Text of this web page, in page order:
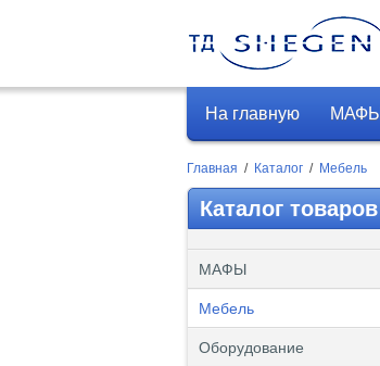
На главную МАФЫ
Главная / Каталог / Мебель
Каталог товаров
МАФЫ
Мебель
Оборудование